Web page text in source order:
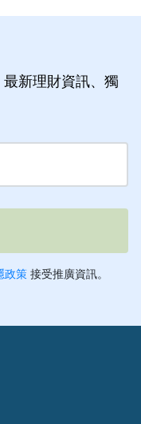
新理財資訊、獨